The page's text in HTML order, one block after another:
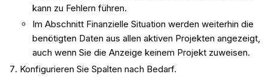
kann zu Fehlern führen.
Im Abschnitt Finanzielle Situation werden weiterhin die
benötigten Daten aus allen aktiven Projekten angezeigt,
auch wenn Sie die Anzeige keinem Projekt zuweisen.
Konfigurieren Sie Spalten nach Bedarf.